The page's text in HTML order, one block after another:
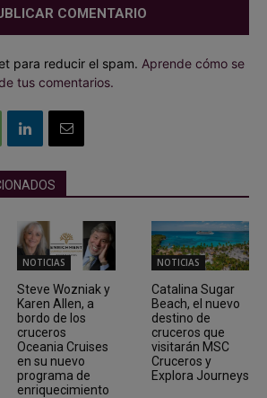
para reducir el spam. Aprende cómo se
tus comentarios.
NOTICIAS
Steve Wozniak y
Karen Allen, a
bordo de los
cruceros
Oceania Cruises
en su nuevo
programa de
enriquecimiento
NOTICIAS
Catalina Sugar
Beach, el nuevo
destino de
cruceros que
visitarán MSC
Cruceros y
Explora Journeys